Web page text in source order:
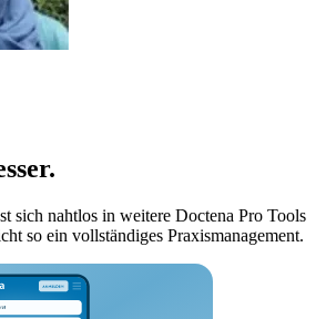
sich nahtlos in weitere Doctena Pro Tools
so ein vollständiges Praxismanagement.